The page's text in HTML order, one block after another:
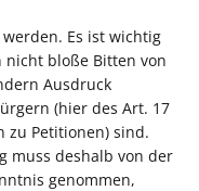
Es ist wichtig
nicht bloße Bitten von
Ausdruck
(hier des Art. 17
zu Petitionen) sind.
muss deshalb von der
genommen,